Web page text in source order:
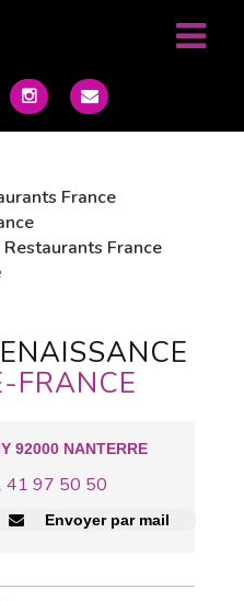
France
Restaurants France
FRANCE
92000 NANTERRE
41 97 50 50
Envoyer par mail